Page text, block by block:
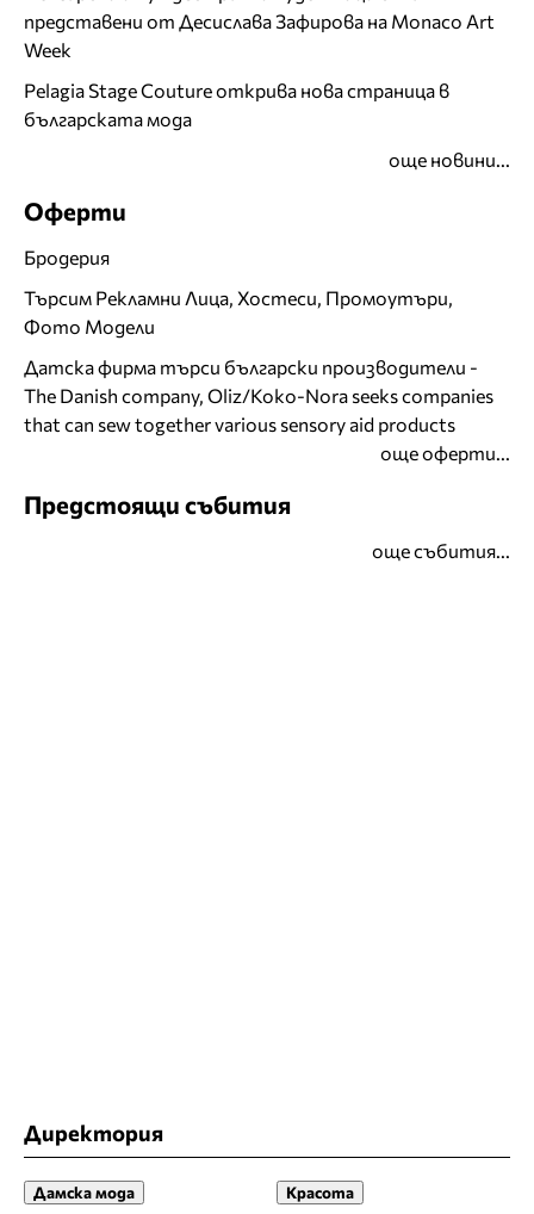
представени от Десислава Зафирова на Monaco Art
Week
Pelagia Stage Couture открива нова страница в
българската мода
още новини...
Оферти
Бродерия
Търсим Рекламни Лица, Хостеси, Промоутъри,
Фото Модели
Датска фирма търси български производители -
The Danish company, Oliz/Koko-Nora seeks companies
that can sew together various sensory aid products
още оферти...
Предстоящи събития
още събития...
Директория
Дамска мода Красота